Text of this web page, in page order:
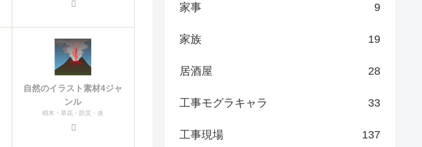
自然のイラスト素材4ジャ
ンル
樹木・草花・防災・炎
家事 9
家族 19
居酒屋 28
工事モグラキャラ 33
工事現場 137